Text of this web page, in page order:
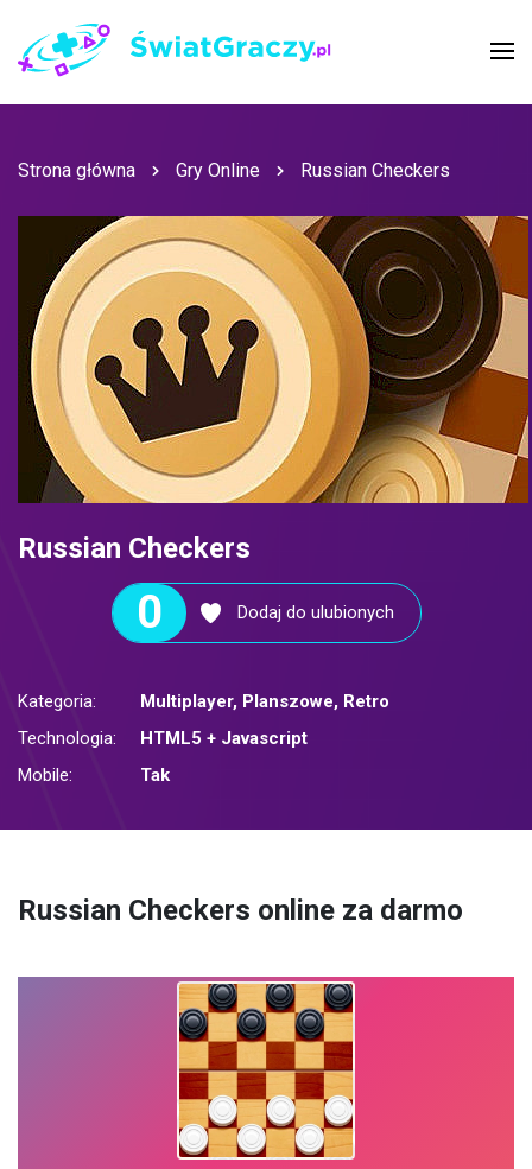
Strona główna Gry Online Russian Checkers
Russian Checkers
0 Dodaj do ulubionych
Kategoria: Multiplayer, Planszowe, Retro
Technologia:
HTML5 + Javascript
Mobile:
Tak
Russian Checkers online za darmo